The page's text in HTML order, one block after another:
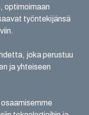
optimoimaan
työntekijänsä
joka perustuu
ja yhteiseen